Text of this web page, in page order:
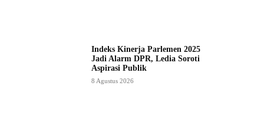
Indeks Kinerja Parlemen 2025
Jadi Alarm DPR, Ledia Soroti
Aspirasi Publik
8 Agustus 2026